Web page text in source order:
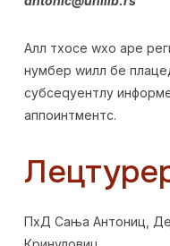
Алл тхосе wхо аре
нумбер wилл бе
субсеqуентлy
аппоинтментс.
ПхД Сања Антониц,